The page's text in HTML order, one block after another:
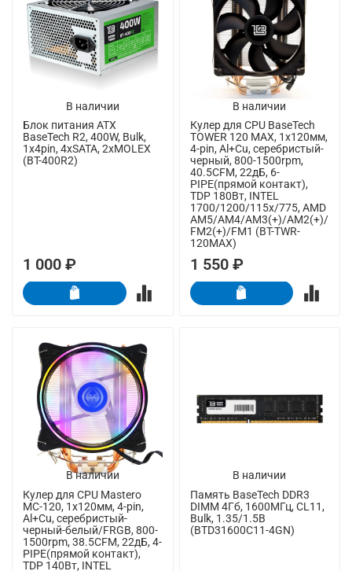
В наличии
Блок питания ATX
BaseTech R2, 400W, Bulk,
1x4pin, 4xSATA, 2xMOLEX
(BT-400R2)
1 000 ₽
В наличии
Кулер для CPU BaseTech
TOWER 120 MAX, 1х120мм,
4-pin, Al+Cu, серебристый-
черный, 800-1500rpm,
40.5CFM, 22дБ, 6-
PIPE(прямой контакт),
TDP 180Вт, INTEL
1700/1200/115x/775, AMD
AM5/AM4/AM3(+)/AM2(+)/
FM2(+)/FM1 (BT-TWR-
120MAX)
1 550 ₽
В наличии
Кулер для CPU Mastero
MC-120, 1х120мм, 4-pin,
Al+Cu, серебристый-
черный-белый/FRGB, 800-
1500rpm, 38.5CFM, 22дБ, 4-
PIPE(прямой контакт),
TDP 140Вт, INTEL
В наличии
Память BaseTech DDR3
DIMM 4Гб, 1600МГц, CL11,
Bulk, 1.35/1.5В
(BTD31600C11-4GN)